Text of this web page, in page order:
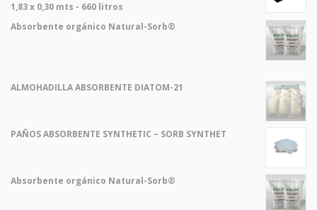
1,83 x 0,30 mts - 660 litros
Absorbente orgánico Natural-Sorb®
ALMOHADILLA ABSORBENTE DIATOM-21
PAÑOS ABSORBENTE SYNTHETIC – SORB SYNTHET
Absorbente orgánico Natural-Sorb®